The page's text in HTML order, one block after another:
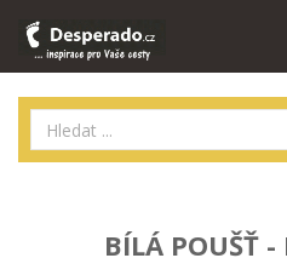
BÍLÁ POUŠŤ